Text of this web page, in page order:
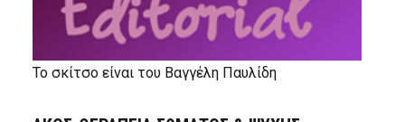
Το σκίτσο είναι του Βαγγέλη Παυλίδη